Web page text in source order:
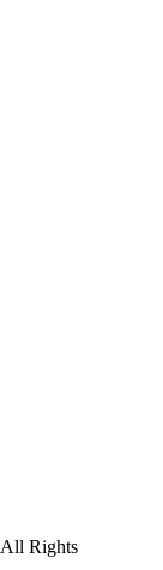
All Rights